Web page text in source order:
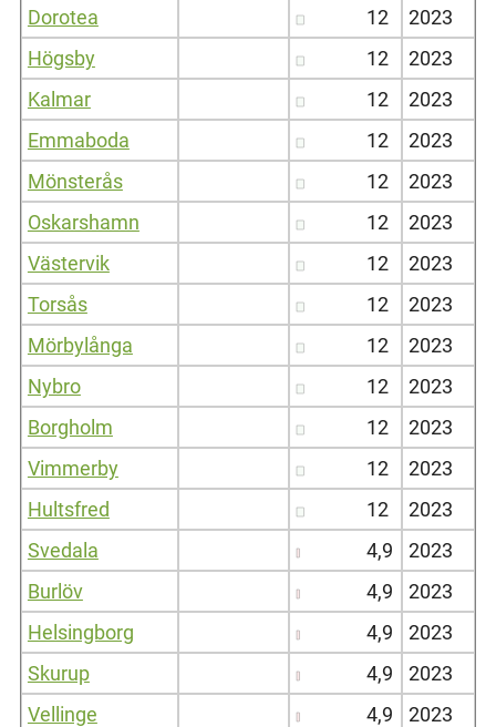
Dorotea
12
2023
Högsby
12
2023
Kalmar
12
2023
Emmaboda
12
2023
Mönsterås
12
2023
Oskarshamn
12
2023
Västervik
12
2023
Torsås
12
2023
Mörbylånga
12
2023
Nybro
12
2023
Borgholm
12
2023
Vimmerby
12
2023
Hultsfred
12
2023
Svedala
4,9
2023
Burlöv
4,9
2023
Helsingborg
4,9
2023
Skurup
4,9
2023
Vellinge
4,9
2023